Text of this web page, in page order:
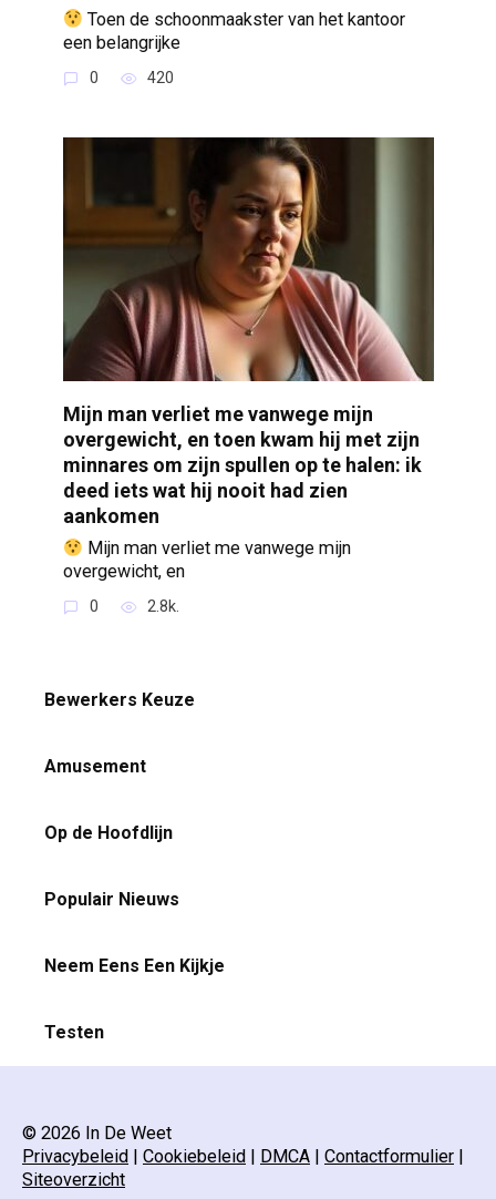
Toen de schoonmaakster van het kantoor
een belangrijke
0 420
Mijn man verliet me vanwege mijn
overgewicht, en toen kwam hij met zijn
minnares om zijn spullen op te halen: ik
deed iets wat hij nooit had zien
aankomen
Mijn man verliet me vanwege mijn
overgewicht, en
0 2.8k.
Bewerkers Keuze
Amusement
Op de Hoofdlijn
Populair Nieuws
Neem Eens Een Kijkje
Testen
© 2026 In De Weet
Privacybeleid | Cookiebeleid | DMCA | Contactformulier |
Siteoverzicht